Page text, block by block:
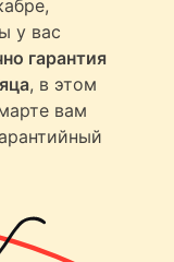
у вас
гарантия
, в этом
вам